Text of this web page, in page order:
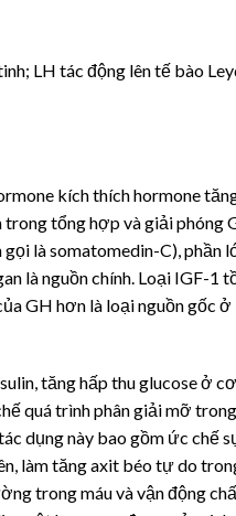
LH tác động lên tế bào
kích thích hormone
trong tổng hợp và giải phóng
gọi là somatomedin-C), phần
là nguồn chính. Loại IGF-1
GH hơn là loại nguồn gốc ở
, tăng hấp thu glucose ở
quá trình phân giải mỡ trong
dụng này bao gồm ức chế
làm tăng axit béo tự do
trong máu và vận động